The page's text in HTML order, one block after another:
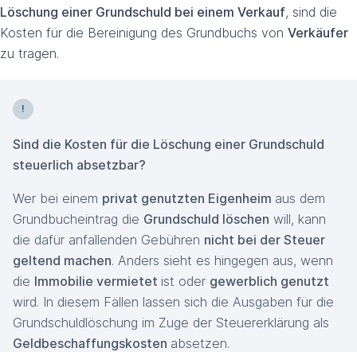
Löschung einer Grundschuld bei einem Verkauf, sind die
Kosten für die Bereinigung des Grundbuchs von Verkäufer
zu tragen.
Sind die Kosten für die Löschung einer Grundschuld
steuerlich absetzbar?
Wer bei einem privat genutzten Eigenheim aus dem
Grundbucheintrag die Grundschuld löschen will, kann
die dafür anfallenden Gebühren nicht bei der Steuer
geltend machen. Anders sieht es hingegen aus, wenn
die Immobilie vermietet ist oder gewerblich genutzt
wird. In diesem Fällen lassen sich die Ausgaben für die
Grundschuldlöschung im Zuge der Steuererklärung als
Geldbeschaffungskosten absetzen.